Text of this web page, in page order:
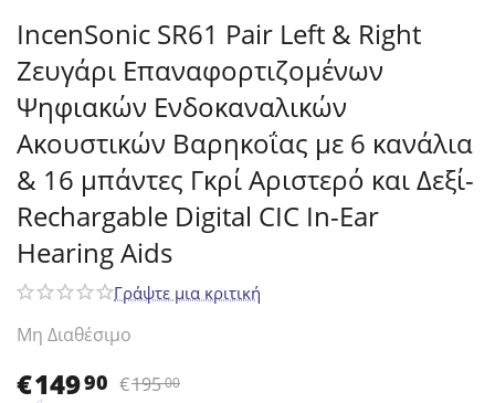
IncenSonic SR61 Pair Left & Right
Ζευγάρι Επαναφορτιζομένων
Ψηφιακών Ενδοκαναλικών
Ακουστικών Βαρηκοΐας με 6 κανάλια
& 16 μπάντες Γκρί Αριστερό και Δεξί-
Rechargable Digital CIC In-Ear
Hearing Aids
Γράψτε μια κριτική
Μη Διαθέσιμο
€14990 €19500